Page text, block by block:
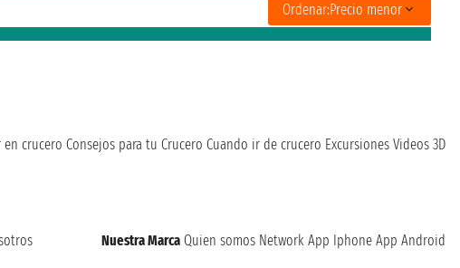
Ordenar:Precio menor
crucero Consejos para tu Crucero Cuando ir de crucero Excursiones Videos 3D
Nuestra Marca Quien somos Network App Iphone App Android